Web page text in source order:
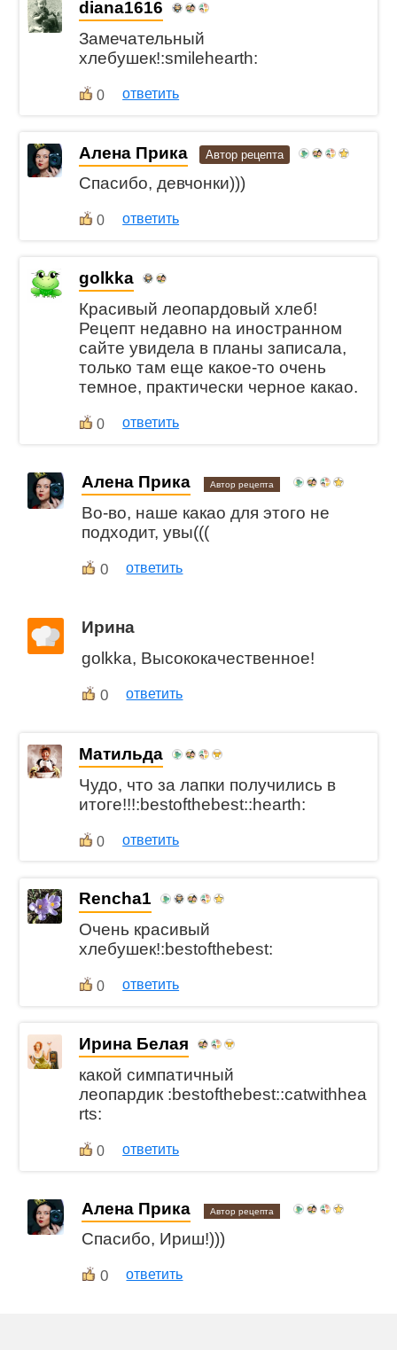
diana1616
Замечательный
хлебушек!:smilehearth:
0 ответить
Алена Прика Автор рецепта
Спасибо, девчонки)))
0 ответить
golkka
Красивый леопардовый хлеб!
Рецепт недавно на иностранном
сайте увидела в планы записала,
только там еще какое-то очень
темное, практически черное какао.
0 ответить
Алена Прика Автор рецепта
Во-во, наше какао для этого не
подходит, увы(((
0 ответить
Ирина
golkka, Высококачественное!
0 ответить
Матильда
Чудо, что за лапки получились в
итоге!!!:bestofthebest::hearth:
0 ответить
Rencha1
Очень красивый
хлебушек!:bestofthebest:
0 ответить
Ирина Белая
какой симпатичный
леопардик :bestofthebest::catwithhea
rts:
0 ответить
Алена Прика Автор рецепта
Спасибо, Ириш!)))
0 ответить